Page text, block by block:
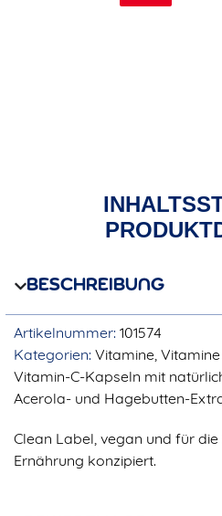
BESCHREIBUNG
Artikelnummer: 101574
Kategorien: Vitamine,
Vitamin-C-Kapseln mit
Acerola- und Hagebutten-
Clean Label, vegan und für
Ernährung konzipiert.